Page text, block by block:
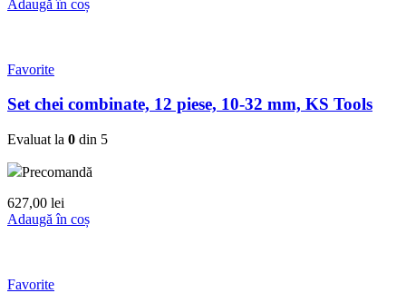
Adaugă în coș
Favorite
Set chei combinate, 12 piese, 10-32 mm, KS Tools
Evaluat la 0 din 5
Precomandă
627,00 lei
Adaugă în coș
Favorite